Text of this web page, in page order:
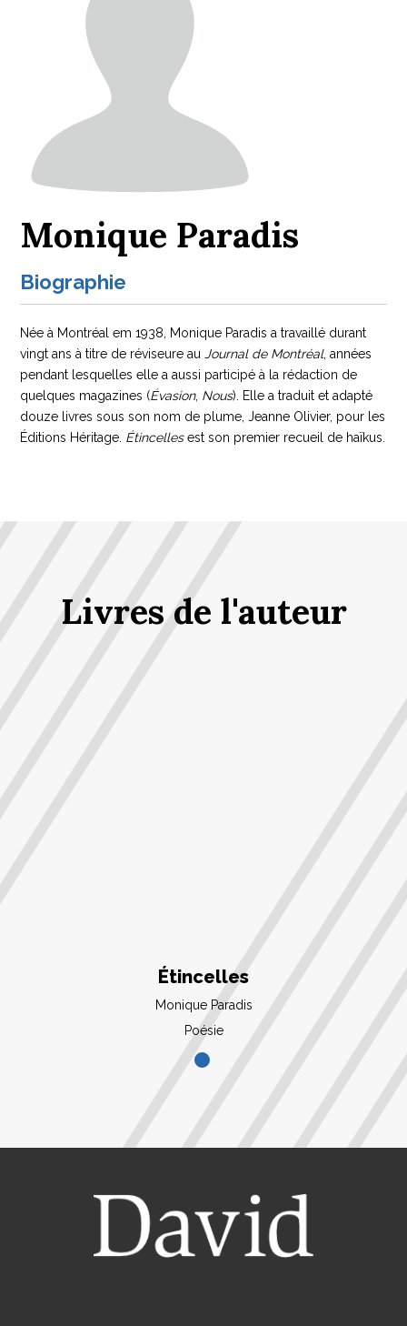
Monique Paradis
Biographie
Née à Montréal em 1938, Monique Paradis a travaillé durant
vingt ans à titre de réviseure au Journal de Montréal, années
pendant lesquelles elle a aussi participé à la rédaction de
quelques magazines (Évasion, Nous). Elle a traduit et adapté
douze livres sous son nom de plume, Jeanne Olivier, pour les
Éditions Héritage. Étincellesest son premier recueil de haïkus.
Livres de l'auteur
Étincelles
Monique Paradis
Poésie